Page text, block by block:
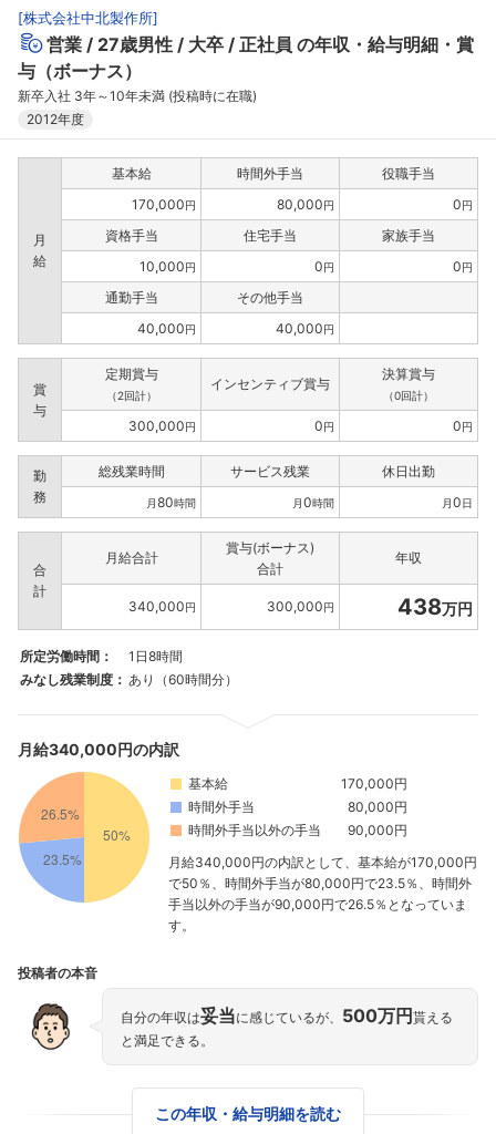
[株式会社中北製作所]
営業 27歳男性 大卒 正社員 の年収・給与明細・賞
与（ボーナス）
新卒入社 3年～10年未満 (投稿時に在職)
2012年度
月
給
基本給 時間外手当
役職手当
170,000円 80,000円 0円
資格手当 住宅手当
家族手当
10,000円 0円 0円
通勤手当
その他手当
40,000円 40,000円
賞
与
定期賞与
（2回計）
インセンティブ賞与
決算賞与
（0回計）
300,000円 0円 0円
勤
務
総残業時間 サービス残業 休日出勤
月80時間 月0時間 月0日
合
計
月給合計
賞与(ボーナス)
合計
年収
340,000円 300,000円 438万円
所定労働時間：
1日8時間
みなし残業制度： あり（60時間分）
月給340,000円の内訳
基本給
170,000円
時間外手当
80,000円
時間外手当以外の手当
90,000円
月給340,000円の内訳として、基本給が170,000円
で50％、時間外手当が80,000円で23.5％、時間外
手当以外の手当が90,000円で26.5％となっていま
す。
投稿者の本音
自分の年収は妥当に感じているが、 500万円 貰える
と満足できる。
この年収・給与明細を読む